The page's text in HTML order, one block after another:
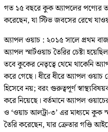
গত ১৫ বছরে কুক অ্যাপলের পণ্যের
করেছেন, যা স্টিভ জবসের রেখে
অ্যাপল ওয়াচ : ২০১৫ সালে প্রথম
অ্যাপল স্মার্টওয়াচ তৈরির চেষ্টা
তবে কুকের নেতৃত্বে থেমে থাকেনি
করে গেছে। ধীরে ধীরে অ্যাপল ওয়াচ
হিসেবে নয়; বরং গুরুত্বপূর্ণ
করে নিয়েছে। বর্তমানে অ্যাপল
ও ‘ওয়াচ আলট্রা-৩’ এর মাধ্যমে কুক
তৈরি করেছেন, যার ক্রেতার গণ্ডি